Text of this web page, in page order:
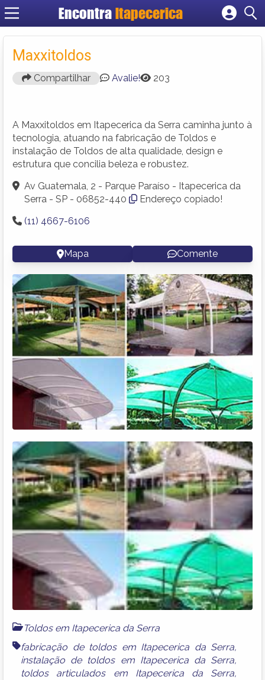
Encontra Itapecerica
Cadastrar empresa
Maxxitoldos
Compartilhar Avalie! 203
A Maxxitoldos em Itapecerica da Serra caminha junto à
tecnologia, atuando na fabricação de Toldos e
instalação de Toldos de alta qualidade, design e
estrutura que concilia beleza e robustez.
Av Guatemala, 2 - Parque Paraíso - Itapecerica da
Serra - SP - 06852-440
Endereço copiado!
(11) 4667-6106
Mapa Comente
Toldos em Itapecerica da Serra
fabricação de toldos em Itapecerica da Serra,
instalação de toldos em Itapecerica da Serra,
toldos articulados em Itapecerica da Serra,